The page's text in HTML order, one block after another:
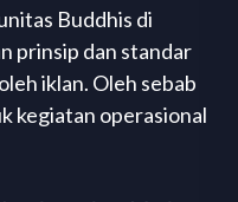
Buddhis di
prinsip dan standar
iklan. Oleh sebab
kegiatan operasional